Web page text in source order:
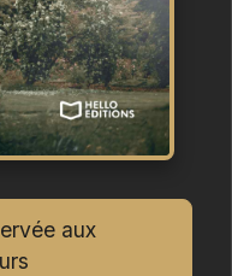
aux